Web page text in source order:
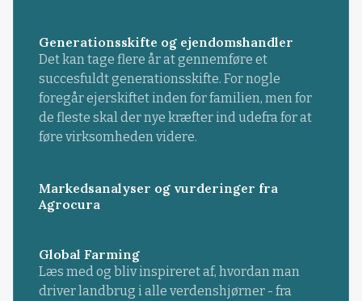
Generationsskifte og ejendomshandler
Det kan tage flere år at gennemføre et
succesfuldt generationsskifte. For nogle
foregår ejerskiftet inden for familien, men for
de fleste skal der nye kræfter ind udefra for at
føre virksomheden videre.
Markedsanalyser og vurderinger fra
Agrocura
Global Farming
Læs med og bliv inspireret af, hvordan man
driver landbrug i alle verdenshjørner - fra